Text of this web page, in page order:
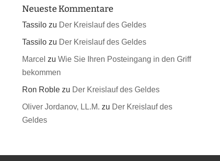
Neueste Kommentare
Tassilozu Der Kreislauf des Geldes
Tassilozu Der Kreislauf des Geldes
Marcel zu Wie Sie Ihren Posteingang in den Griff
bekommen
Ron Roblezu Der Kreislauf des Geldes
Oliver Jordanov, LL.M. zu Der Kreislauf des
Geldes